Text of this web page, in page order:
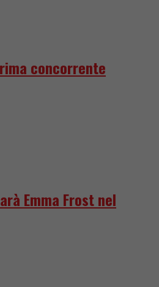
concorrente
Emma Frost nel